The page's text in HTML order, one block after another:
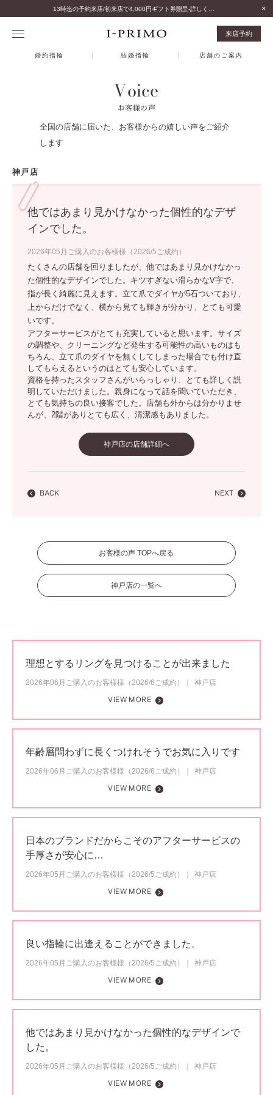
来店予約
婚約指輪 結婚指輪 店舗のご案内
Voice
お客様の声
全国の店舗に届いた、お客様からの嬉しい声をご紹介
します
神戸店
他ではあまり見かけなかった個性的なデザ
インでした。
2026年05月ご購入のお客様様（2026/5ご成約）
たくさんの店舗を回りましたが、他ではあまり見かけなかっ
た個性的なデザインでした。キツすぎない滑らかなV字で、
指が長く綺麗に見えます。立て爪でダイヤが5石ついており、
上からだけでなく、横から見ても輝きが分かり、とても可愛
いです。
アフターサービスがとても充実していると思います。サイズ
の調整や、クリーニングなど発生する可能性の高いものはも
ちろん、立て爪のダイヤを無くしてしまった場合でも付け直
してもらえるというのはとても安心しています。
資格を持ったスタッフさんがいらっしゃり、とても詳しく説
明していただけました。親身になって話を聞いていただき、
とても気持ちの良い接客でした。店舗も外からは分かりませ
んが、2階がありとても広く、清潔感もありました。
神戸店の店舗詳細へ
BACK NEXT
お客様の声 TOPへ戻る
神戸店の一覧へ
理想とするリングを見つけることが出来ました
2026年06月ご購入のお客様様（2026/6ご成約）
神戸店
VIEW MORE
年齢層問わずに長くつけれそうでお気に入りです
2026年06月ご購入のお客様様（2026/6ご成約）
神戸店
VIEW MORE
日本のブランドだからこそのアフターサービスの
手厚さが安心に…
2026年05月ご購入のお客様様（2026/5ご成約）
神戸店
VIEW MORE
良い指輪に出逢えることができました。
2026年05月ご購入のお客様様（2026/5ご成約）
神戸店
VIEW MORE
他ではあまり見かけなかった個性的なデザインで
した。
2026年05月ご購入のお客様様（2026/5ご成約）
神戸店
VIEW MORE